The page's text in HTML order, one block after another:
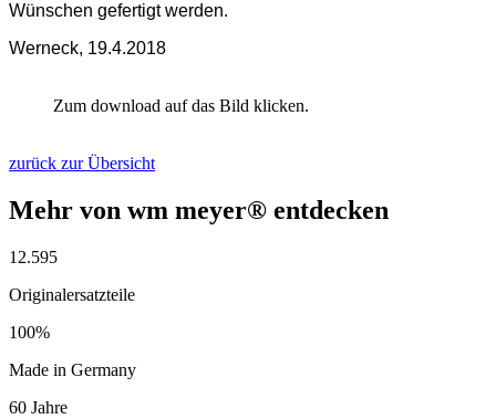
Wünschen gefertigt werden.
Werneck, 19.4.2018
Zum download auf das Bild klicken.
zurück zur Übersicht
Mehr von wm meyer® entdecken
12.595
Originalersatzteile
100%
Made in Germany
60 Jahre